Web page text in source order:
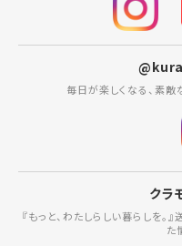
毎日が楽しくなる、素
クラ
『もっと、わたしらしい暮らしを。
た